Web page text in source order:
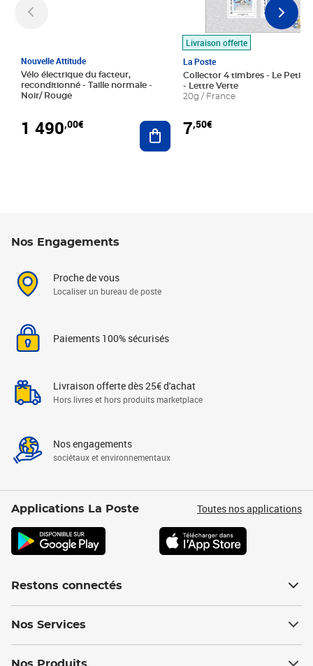
Nouvelle Attitude
Vélo électrique du facteur,
reconditionné - Taille normale -
Noir/ Rouge
1 490,00€ Ajouter au panier
Livraison offerte
La Poste
Collector 4 timbres - Le Petit
- Lettre Verte
20g / France
7,50€
Nos Engagements
Proche de vous
Localiser un bureau de poste
Paiements 100% sécurisés
Livraison offerte dès 25€ d'achat
Hors livres et hors produits marketplace
Nos engagements
sociétaux et environnementaux
Applications La Poste Toutes nos applications
Restons connectés
Nos Services